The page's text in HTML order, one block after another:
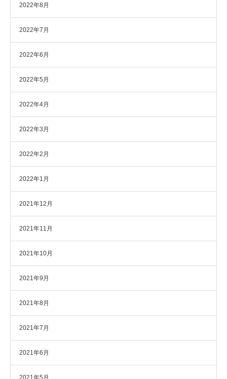
2022年8月
2022年7月
2022年6月
2022年5月
2022年4月
2022年3月
2022年2月
2022年1月
2021年12月
2021年11月
2021年10月
2021年9月
2021年8月
2021年7月
2021年6月